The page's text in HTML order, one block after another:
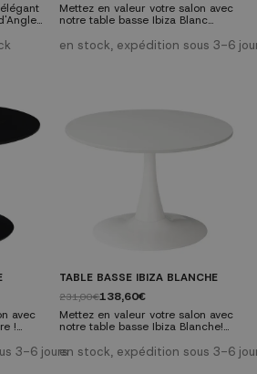
mais
Mettez en valeur votre salon avec
notre table basse Ibiza Blanc
et fonctionnalité avec son design
naturel sophistiqué et durable.
en stock, expédition sous 3-6
avec
!
noir
3-6 jours
TABLE BASSE IBIZA BLANCHE
231,00€138,60€
Mettez en valeur votre salon avec
notre table basse Ibiza Blanche!
fonctionnalité avec son design
blanc sophistiqué et durable.
en stock, expédition sous 3-6